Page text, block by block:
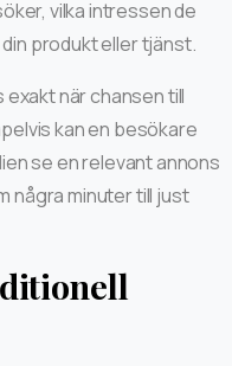
vilka intressen de
produkt eller tjänst.
när chansen till
kan en besökare
se en relevant annons
några minuter till just